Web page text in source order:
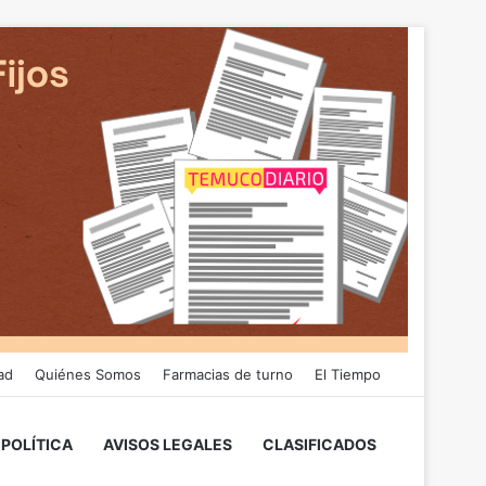
Quiénes Somos Farmacias de turno El Tiempo
POLÍTICA AVISOS LEGALES CLASIFICADOS